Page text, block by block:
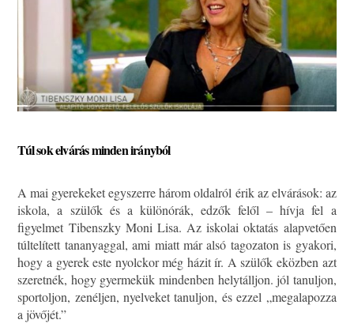
Túl sok elvárás minden irányból
A mai gyerekeket egyszerre három oldalról érik az elvárások: az
iskola, a szülők és a különórák, edzők felől – hívja fel a
figyelmet Tibenszky Moni Lisa. Az iskolai oktatás alapvetően
túltelített tananyaggal, ami miatt már alsó tagozaton is gyakori,
hogy a gyerek este nyolckor még házit ír. A szülők eközben azt
szeretnék, hogy gyermekük mindenben helytálljon. jól tanuljon,
sportoljon, zenéljen, nyelveket tanuljon, és ezzel „megalapozza
a jövőjét.”